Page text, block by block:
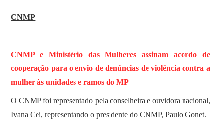
CNMP
CNMP e Ministério das Mulheres assinam acordo de
cooperação para o envio de denúncias de violência contra a
mulher às unidades e ramos do MP
O CNMP foi representado pela conselheira e ouvidora nacional,
Ivana Cei, representando o presidente do CNMP, Paulo Gonet.